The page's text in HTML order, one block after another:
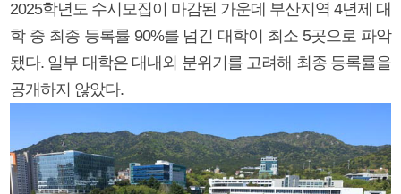
2025학년도 수시모집이 마감된 가운데 부산지역 4년제 대
학 중 최종 등록률 90%를 넘긴 대학이 최소 5곳으로 파악
됐다. 일부 대학은 대내외 분위기를 고려해 최종 등록률을
공개하지 않았다.